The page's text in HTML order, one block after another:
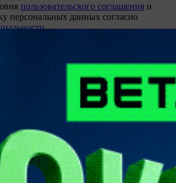
пользовательского соглашения и
персональных данных согласно
ссылка для восстановления доступа
не могут оставлять
илизарегистрируйтесь